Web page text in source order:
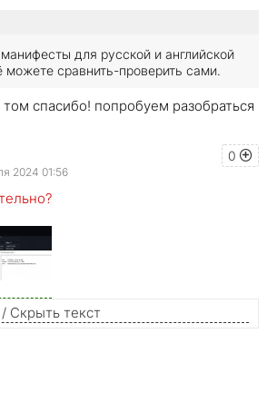
для русской и английской
можете сравнить-проверить сами.
спасибо! попробуем разобраться
0
2024 01:56
/ Скрыть текст